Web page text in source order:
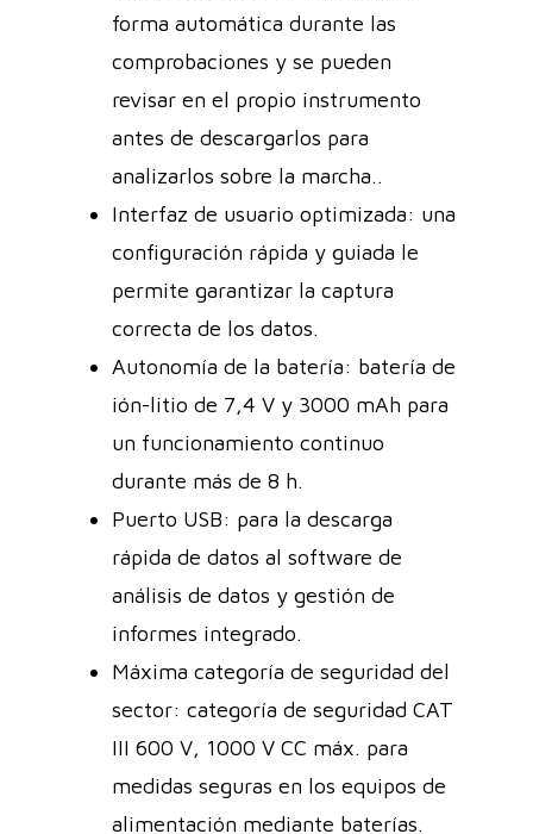
forma automática durante las
comprobaciones y se pueden
revisar en el propio instrumento
antes de descargarlos para
analizarlos sobre la marcha..
Interfaz de usuario optimizada: una
configuración rápida y guiada le
permite garantizar la captura
correcta de los datos.
Autonomía de la batería: batería de
ión-litio de 7,4 V y 3000 mAh para
un funcionamiento continuo
durante más de 8 h.
Puerto USB: para la descarga
rápida de datos al software de
análisis de datos y gestión de
informes integrado.
Máxima categoría de seguridad del
sector: categoría de seguridad CAT
III 600 V, 1000 V CC máx. para
medidas seguras en los equipos de
alimentación mediante baterías.